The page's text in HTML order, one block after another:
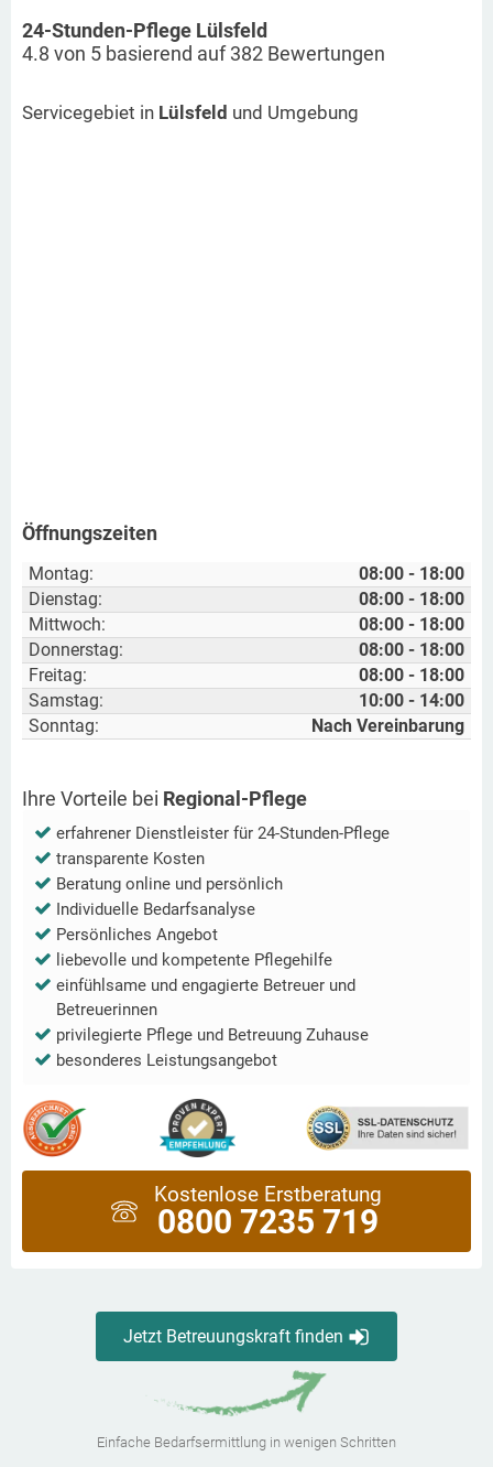
24-Stunden-Pflege Lülsfeld
4.8 von 5 basierend auf382 Bewertungen
Servicegebiet in Lülsfeld und Umgebung
Öffnungszeiten
Montag:
08:00 - 18:00
Dienstag:
08:00 - 18:00
Mittwoch:
08:00 - 18:00
Donnerstag:
08:00 - 18:00
Freitag:
08:00 - 18:00
Samstag:
10:00 - 14:00
Sonntag:
Nach Vereinbarung
Ihre Vorteile bei Regional-Pflege
erfahrener Dienstleister für 24-Stunden-Pflege
transparente Kosten
Beratung online und persönlich
Individuelle Bedarfsanalyse
Persönliches Angebot
liebevolle und kompetente Pflegehilfe
einfühlsame und engagierte Betreuer und
Betreuerinnen
privilegierte Pflege und Betreuung Zuhause
besonderes Leistungsangebot
Kostenlose Erstberatung
0800 7235 719
Jetzt Betreuungskraft finden
Einfache Bedarfsermittlung in wenigen Schritten